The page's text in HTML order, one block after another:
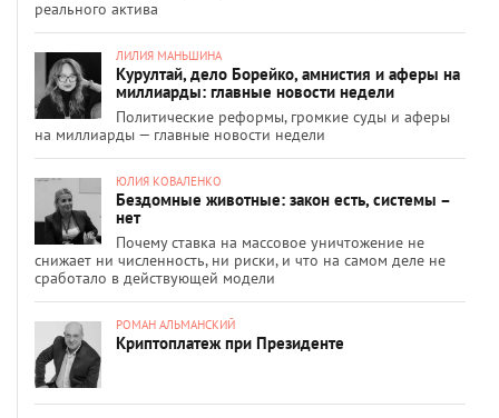
реального актива
ЛИЛИЯ МАНЬШИНА
Курултай, дело Борейко, амнистия и аферы на
миллиарды: главные новости недели
Политические реформы, громкие суды и аферы
на миллиарды — главные новости недели
ЮЛИЯ КОВАЛЕНКО
Бездомные животные: закон есть, системы –
нет
Почему ставка на массовое уничтожение не
снижает ни численность, ни риски, и что на самом деле не
сработало в действующей модели
РОМАН АЛЬМАНСКИЙ
Криптоплатеж при Президенте